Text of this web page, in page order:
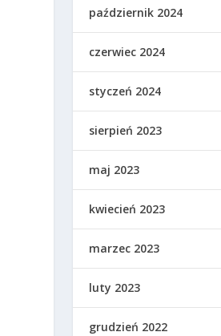
październik 2024
czerwiec 2024
styczeń 2024
sierpień 2023
maj 2023
kwiecień 2023
marzec 2023
luty 2023
grudzień 2022